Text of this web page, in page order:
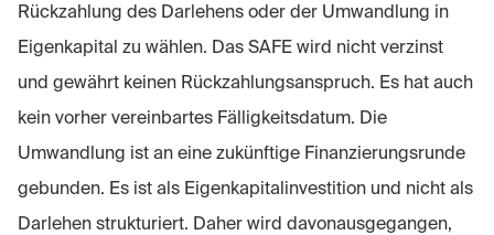
Rückzahlung des Darlehens oder der Umwandlung in
Eigenkapital zu wählen. Das SAFE wird nicht verzinst
und gewährt keinen Rückzahlungsanspruch. Es hat auch
kein vorher vereinbartes Fälligkeitsdatum. Die
Umwandlung ist an eine zukünftige Finanzierungsrunde
gebunden. Es ist als Eigenkapitalinvestition und nicht als
Darlehen strukturiert. Daher wird davonausgegangen,